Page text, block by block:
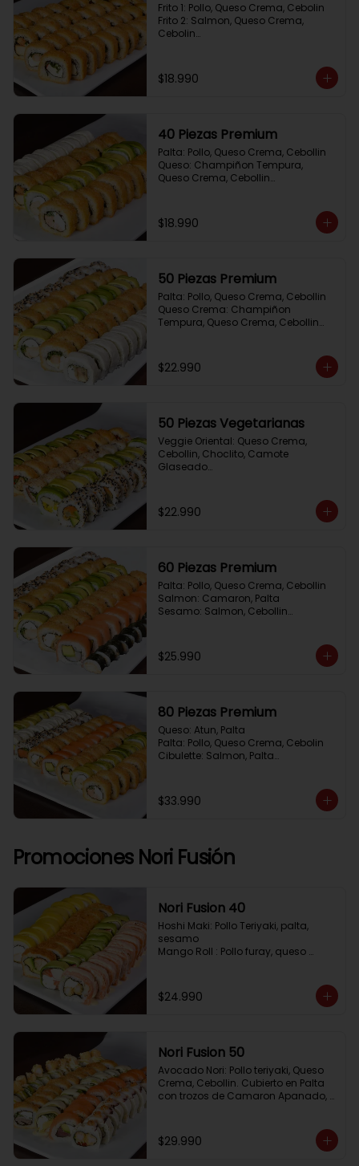
Frito 1: Pollo, Queso Crema, Cebolin
Frito 2: Salmon, Queso Crema,
Cebolin
Frito 4: Kanikama, Queso Crema,
Cebollin
$18.990
40 Piezas Premium
Palta: Pollo, Queso Crema, Cebollin
Queso: Champiñon Tempura,
Queso Crema, Cebollin
Cebollin
$18.990
50 Piezas Premium
Palta: Pollo, Queso Crema, Cebollin
Queso Crema: Champiñon
Tempura, Queso Crema, Cebollin
Cebollin
Frito 2: Pollo, Queso Crema, Cebollin
$22.990
50 Piezas Vegetarianas
Veggie Oriental: Queso Crema,
Cebollin, Choclito, Camote
Glaseado
Avocado Veggie:	Palmito, Choclito,
Queso Crema, Cebollin
Albahaca,  envuelto en almendras
$22.990
60 Piezas Premium
Palta: Pollo, Queso Crema, Cebollin
Salmon: Camaron, Palta
Sesamo: Salmon, Cebollin
Pimenton, Queso Crema
Hosomaki: Pollo Teriyaki
$25.990
80 Piezas Premium
Queso: Atun, Palta
Palta: Pollo, Queso Crema, Cebolin
Cibulette: Salmon, Palta
Frito 1: Champiñon Tempura,
Pimenton, Queso Crema
Cebollin
$33.990
Promociones Nori Fusión
Nori Fusion 40
Hoshi Maki: Pollo Teriyaki, palta,
sesamo
Mango Roll : Pollo furay, queso
Avocado Oriental: Salmon,
Kanikama, Queso crema, cubierto
Salmon, bañado en salsa
Acevichada
$24.990
Nori Fusion 50
Avocado Nori: Pollo teriyaki, Queso
Crema, Cebollin. Cubierto en Palta
con trozos de Camaron Apanado,
Palta, cubierto en Salmon
Shirosakana Oriental: Pescado
$29.990